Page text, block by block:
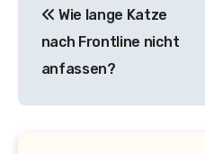
Wie lange Katze
nach Frontline nicht
anfassen?